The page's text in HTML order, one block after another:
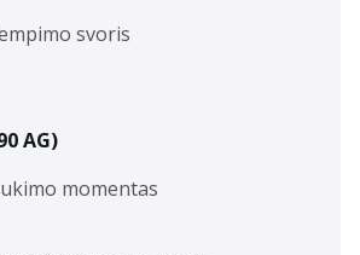
svoris
AG)
momentas